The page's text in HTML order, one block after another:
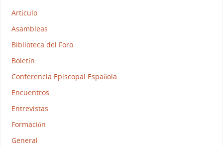
Artículo
Asambleas
Biblioteca del Foro
Boletín
Conferencia Episcopal Española
Encuentros
Entrevistas
Formación
General